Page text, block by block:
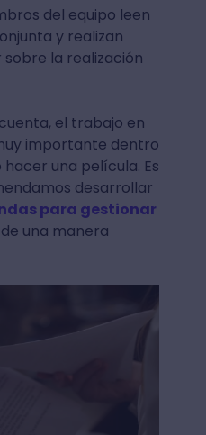
del equipo leen
y realizan
la realización
el trabajo en
importante dentro
una película. Es
desarrollar
para gestionar
de una manera